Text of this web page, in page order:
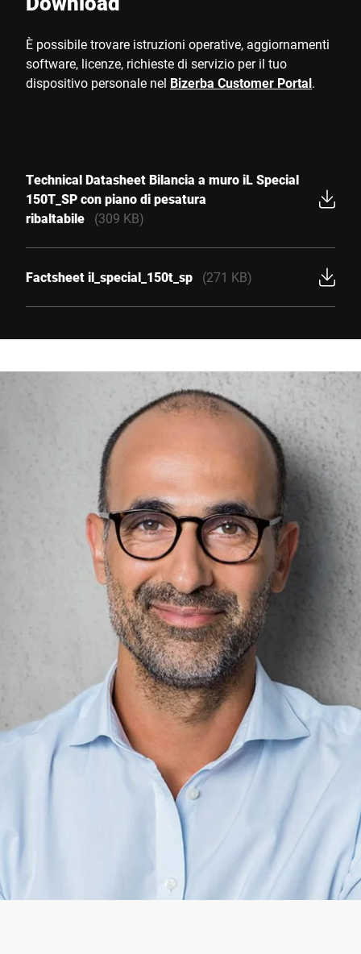
È possibile trovare istruzioni operative, aggiornamenti
software, licenze, richieste di servizio per il tuo
dispositivo personale nel Bizerba Customer Portal.
Technical Datasheet Bilancia a muro iL Special
150T_SP con piano di pesatura
ribaltabile
(309 KB)
Factsheet il_special_150t_sp (271 KB)